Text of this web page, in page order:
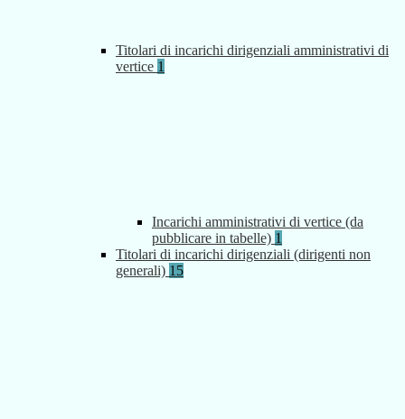
Titolari di incarichi dirigenziali amministrativi di
vertice 1
Incarichi amministrativi di vertice (da
pubblicare in tabelle) 1
Titolari di incarichi dirigenziali (dirigenti non
generali) 15